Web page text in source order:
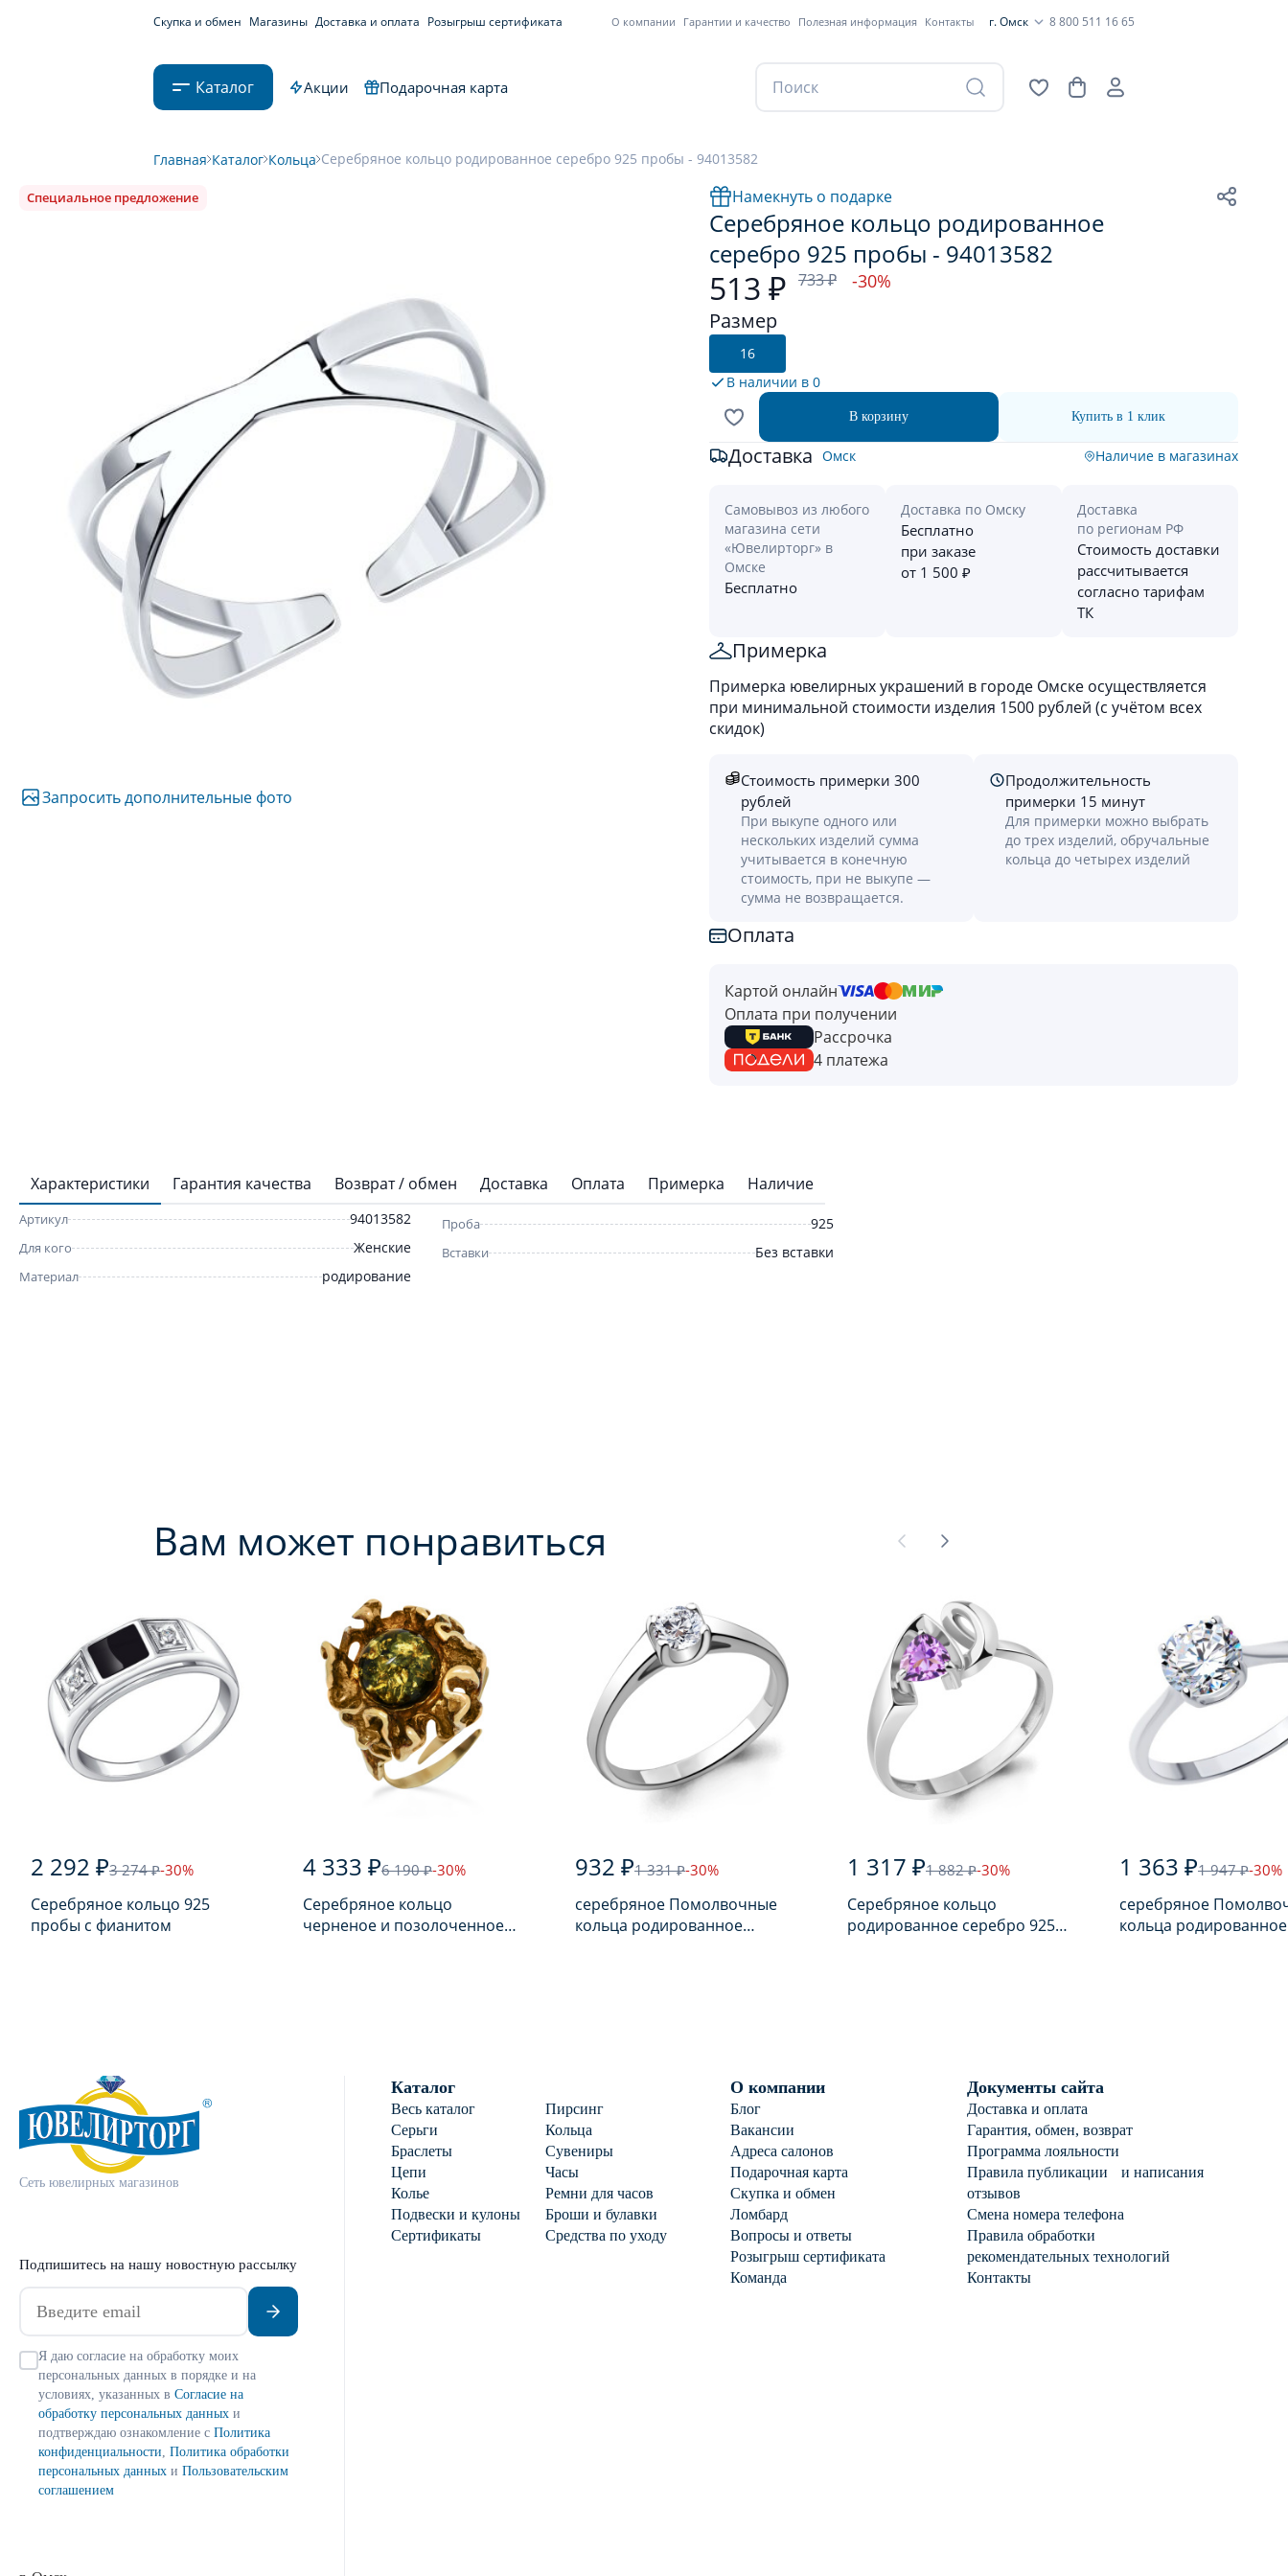
Скупка и обмен Магазины Доставка и оплата Розыгрыш сертификата О компании Гарантии и качество Полезная информация Контакты г. Омск 8 800 511 16 65
Каталог Акции Подарочная карта
Главная Каталог Кольца Серебряное кольцо родированное серебро 925 пробы - 94013582
Специальное предложение
Запросить дополнительные фото
Намекнуть о подарке
Серебряное кольцо родированное
серебро 925 пробы - 94013582
513 ₽ 733 ₽ -30%
Размер
16
В наличии в 0
В корзину Купить в 1 клик
Доставка Омск Наличие в магазинах
Самовывоз из любого
магазина сети
«Ювелирторг» в
Омске
Бесплатно
Доставка по Омску
Бесплатно
при заказе
от 1 500 ₽
Доставка
по регионам РФ
Стоимость доставки
рассчитывается
согласно тарифам
ТК
Примерка
Примерка ювелирных украшений в городе Омске осуществляется
при минимальной стоимости изделия 1500 рублей (с учётом всех
скидок)
Стоимость примерки 300
рублей
При выкупе одного или
нескольких изделий сумма
учитывается в конечную
стоимость, при не выкупе —
сумма не возвращается.
Продолжительность
примерки 15 минут
Для примерки можно выбрать
до трех изделий, обручальные
кольца до четырех изделий
Оплата
Картой онлайн
Оплата при получении
Рассрочка
4 платежа
Характеристики Гарантия качества Возврат / обмен Доставка Оплата Примерка Наличие
Артикул 94013582
Для кого Женские
Материал родирование
Проба 925
Вставки Без вставки
Вам может понравиться
2 292 ₽3 274 ₽-30%
Серебряное кольцо 925
пробы с фианитом
4 333 ₽6 190 ₽-30%
Серебряное кольцо
черненое и позолоченное
932 ₽1 331 ₽-30%
серебряное Помолвочные
кольца родированное
1 317 ₽1 882 ₽-30%
Серебряное кольцо
родированное серебро 925
1 363 ₽1 947 ₽-30%
серебряное
кольца родированное
Сеть ювелирных магазинов
Подпишитесь на нашу новостную рассылку
Я даю согласие на обработку моих
персональных данных в порядке и на
условиях, указанных в Согласие на
обработку персональных данных и
подтверждаю ознакомление с Политика
конфиденциальности, Политика обработки
персональных данных и Пользовательским
соглашением
Каталог
Весь каталог
Пирсинг
Серьги
Кольца
Браслеты
Сувениры
Цепи
Часы
Колье
Ремни для часов
Подвески и кулоны
Броши и булавки
Сертификаты
Средства по уходу
О компании
Блог
Вакансии
Адреса салонов
Подарочная карта
Скупка и обмен
Ломбард
Вопросы и ответы
Розыгрыш сертификата
Команда
Документы сайта
Доставка и оплата
Гарантия, обмен, возврат
Программа лояльности
Правила публикации и написания
отзывов
Смена номера телефона
Правила обработки
рекомендательных технологий
Контакты